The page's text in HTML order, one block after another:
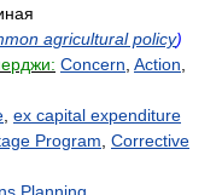
agricultural policy)
Concern Action
ex capital expenditure
Program Corrective